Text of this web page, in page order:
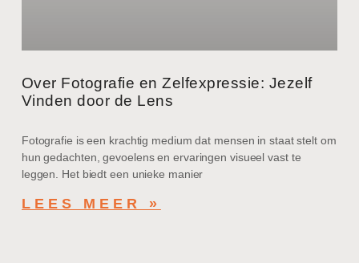
Over Fotografie en Zelfexpressie: Jezelf
Vinden door de Lens
Fotografie is een krachtig medium dat mensen in staat stelt om
hun gedachten, gevoelens en ervaringen visueel vast te
leggen. Het biedt een unieke manier
LEES MEER »